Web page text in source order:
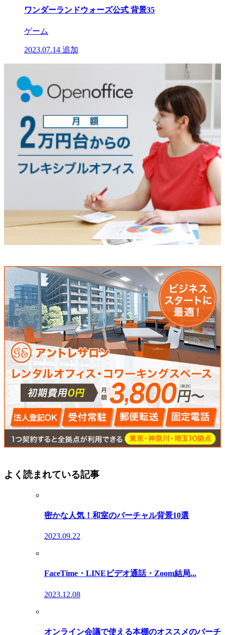
ワンダーランドウォーズ公式 背景35
ゲーム
2023.07.14 追加
よく読まれている記事
密かな人気！和室のバーチャル背景10選
2023.09.22
FaceTime・LINEビデオ通話・Zoom結局...
2023.12.08
オンライン会議で使える本棚のオススメのバーチ